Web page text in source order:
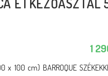
1
x 100 cm) BARROQUE